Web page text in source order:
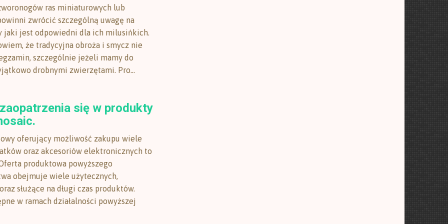
ras miniaturowych lub
zwrócić szczególną uwagę na
jaki jest odpowiedni dla ich milusińkich.
że tradycyjna obroża i smycz nie
szczególnie jeżeli mamy do
drobnymi zwierzętami. Pro...
się w produkty
oferujący możliwość zakupu wiele
oraz akcesoriów elektronicznych to
produktowa powyższego
obejmuje wiele użytecznych,
służące na długi czas produktów.
w ramach działalności powyższej